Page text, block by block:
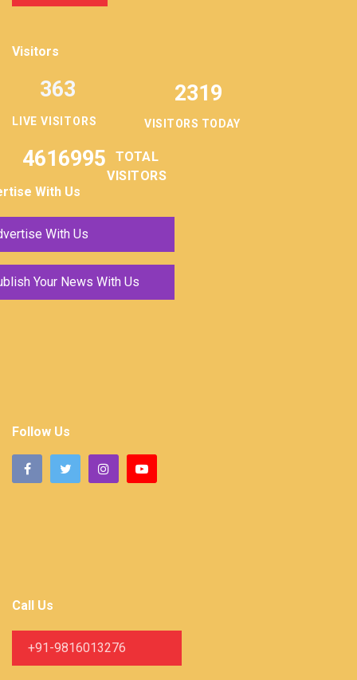
Visitors
LIVE VISITORS
363 2319
VISITORS TODAY
4616995
TOTAL
VISITORS
With Us
With Us
Your News With Us
Follow Us
Call Us
+91-9816013276